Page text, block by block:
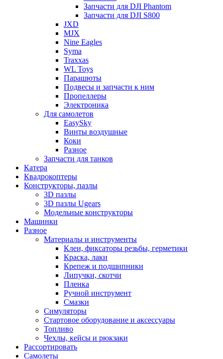
Запчасти для DJI Phantom
Запчасти для DJI S800
JXD
MJX
Nine Eagles
Syma
Traxxas
WL Toys
Парашюты
Подвесы и запчасти к ним
Пропеллеры
Электроника
Для самолетов
EasySky
Винты воздушные
Коки
Разное
Запчасти для танков
Катера
Квадрокоптеры
Конструкторы, пазлы
3D пазлы
3D пазлы Ugears
Модельные конструкторы
Машинки
Разное
Материалы и инструменты
Клеи, фиксаторы резьбы, герметики
Краска, лаки
Крепеж и подшипники
Липучки, скотчи
Пленка
Ручной инструмент
Смазки
Симуляторы
Стартовое оборудование и аксессуары
Топливо
Чехлы, кейсы и рюкзаки
Рассортировать
Самолеты